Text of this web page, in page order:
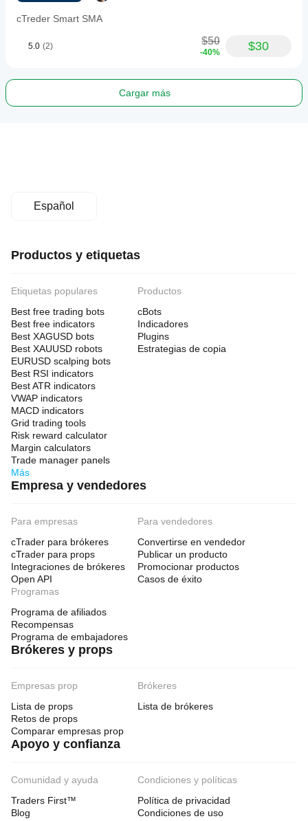
cTreder Smart SMA
5.0 (2) $50
-40% $30
Cargar más
Español
Productos y etiquetas
Etiquetas populares
Best free trading bots
Best free indicators
Best XAGUSD bots
Best XAUUSD robots
EURUSD scalping bots
Best RSI indicators
Best ATR indicators
VWAP indicators
MACD indicators
Grid trading tools
Risk reward calculator
Margin calculators
Trade manager panels
Más
Productos
cBots
Indicadores
Plugins
Estrategias de copia
Empresa y vendedores
Para empresas
cTrader para brókeres
cTrader para props
Integraciones de brókeres
Open API
Para vendedores
Convertirse en vendedor
Publicar un producto
Promocionar productos
Casos de éxito
Programas
Programa de afiliados
Recompensas
Programa de embajadores
Brókeres y props
Empresas prop
Lista de props
Retos de props
Comparar empresas prop
Brókeres
Lista de brókeres
Apoyo y confianza
Comunidad y ayuda
Traders First™
Blog
Condiciones y políticas
Política de privacidad
Condiciones de uso